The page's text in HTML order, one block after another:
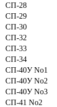
СП-28
СП-29
СП-30
СП-32
СП-33
СП-34
СП-40У No1
СП-40У No2
СП-40У No3
СП-41 No2